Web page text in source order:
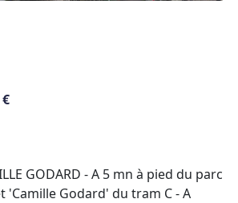
GODARD - A 5 mn à pied du parc
'Camille Godard' du tram C - A